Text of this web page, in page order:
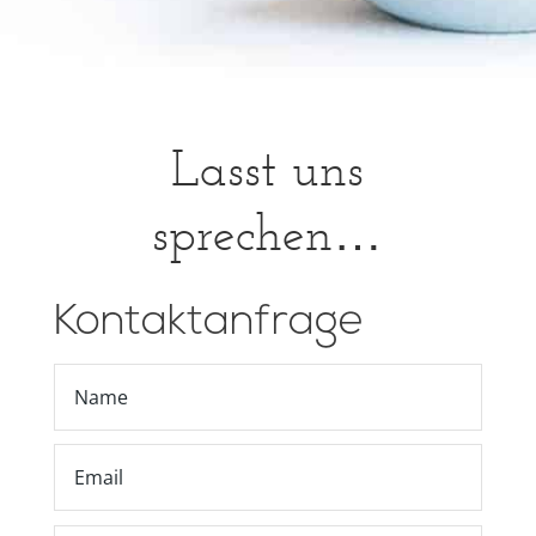
Lasst uns
sprechen…
Kontaktanfrage